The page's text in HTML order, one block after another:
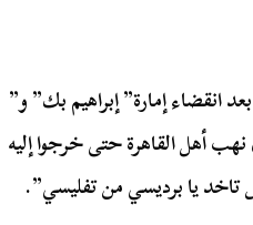
انقضاء إمارة” إبراهيم بك” و”
أهل القاهرة حتى خرجوا إليه
تاخد يا برديسي من تفليسي”.